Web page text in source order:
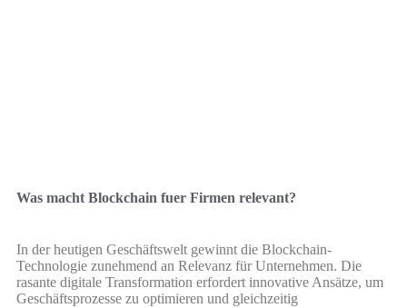
Was macht Blockchain fuer Firmen relevant?
In der heutigen Geschäftswelt gewinnt die Blockchain-
Technologie zunehmend an Relevanz für Unternehmen. Die
rasante digitale Transformation erfordert innovative Ansätze, um
Geschäftsprozesse zu optimieren und gleichzeitig